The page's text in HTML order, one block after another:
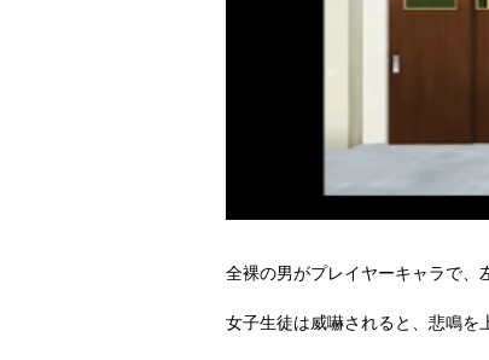
全裸の男がプレイヤーキャラで
女子生徒は威嚇されると、悲鳴を